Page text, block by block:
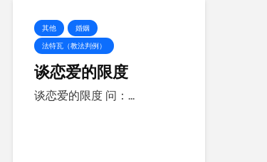
其他
婚姻
法特瓦（教法判例）
谈恋爱的限度
谈恋爱的限度 问：...